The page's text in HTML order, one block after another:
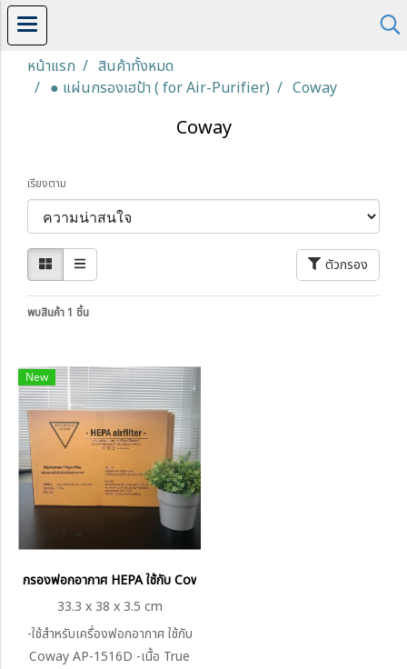
หน้าแรก
สินค้าทั้งหมด
● แผ่นกรองเฮป้า ( for Air-Purifier)
Coway
Coway
เรียงตาม
ตัวกรอง
พบสินค้า 1 ชิ้น
New
กรองฟอกอากาศ HEPA ใช้กับ Coway AP-1516D (ขนาดแผ่นกรอง 33.3
33.3 x 38 x 3.5 cm
-ใช้สำหรับเครื่องฟอกอากาศ ใช้กับ
Coway AP-1516D -เนื้อ True